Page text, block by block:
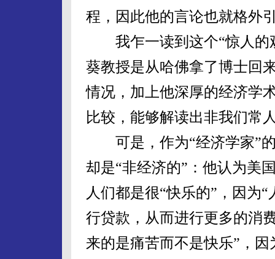
程，因此他的言论也就格外
我乍一读到这个“惊人的
葵教授是从哈佛拿了博士回
情况，加上他深厚的经济学
比较，能够解读出非我们常
可是，作为“经济学家”的
却是“非经济的”：他认为美
人们都是很“快乐的”，因为
行贷款，从而进行更多的消
来的是痛苦而不是快乐”，